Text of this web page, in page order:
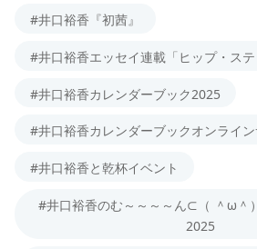
#井口裕香『初茜』
#井口裕香エッセイ連載「ヒップ・ステ
#井口裕香カレンダーブック2025
#井口裕香カレンダーブックオンライ
#井口裕香と乾杯イベント
#井口裕香のむ～～～～ん⊂（ ＾ω＾
2025